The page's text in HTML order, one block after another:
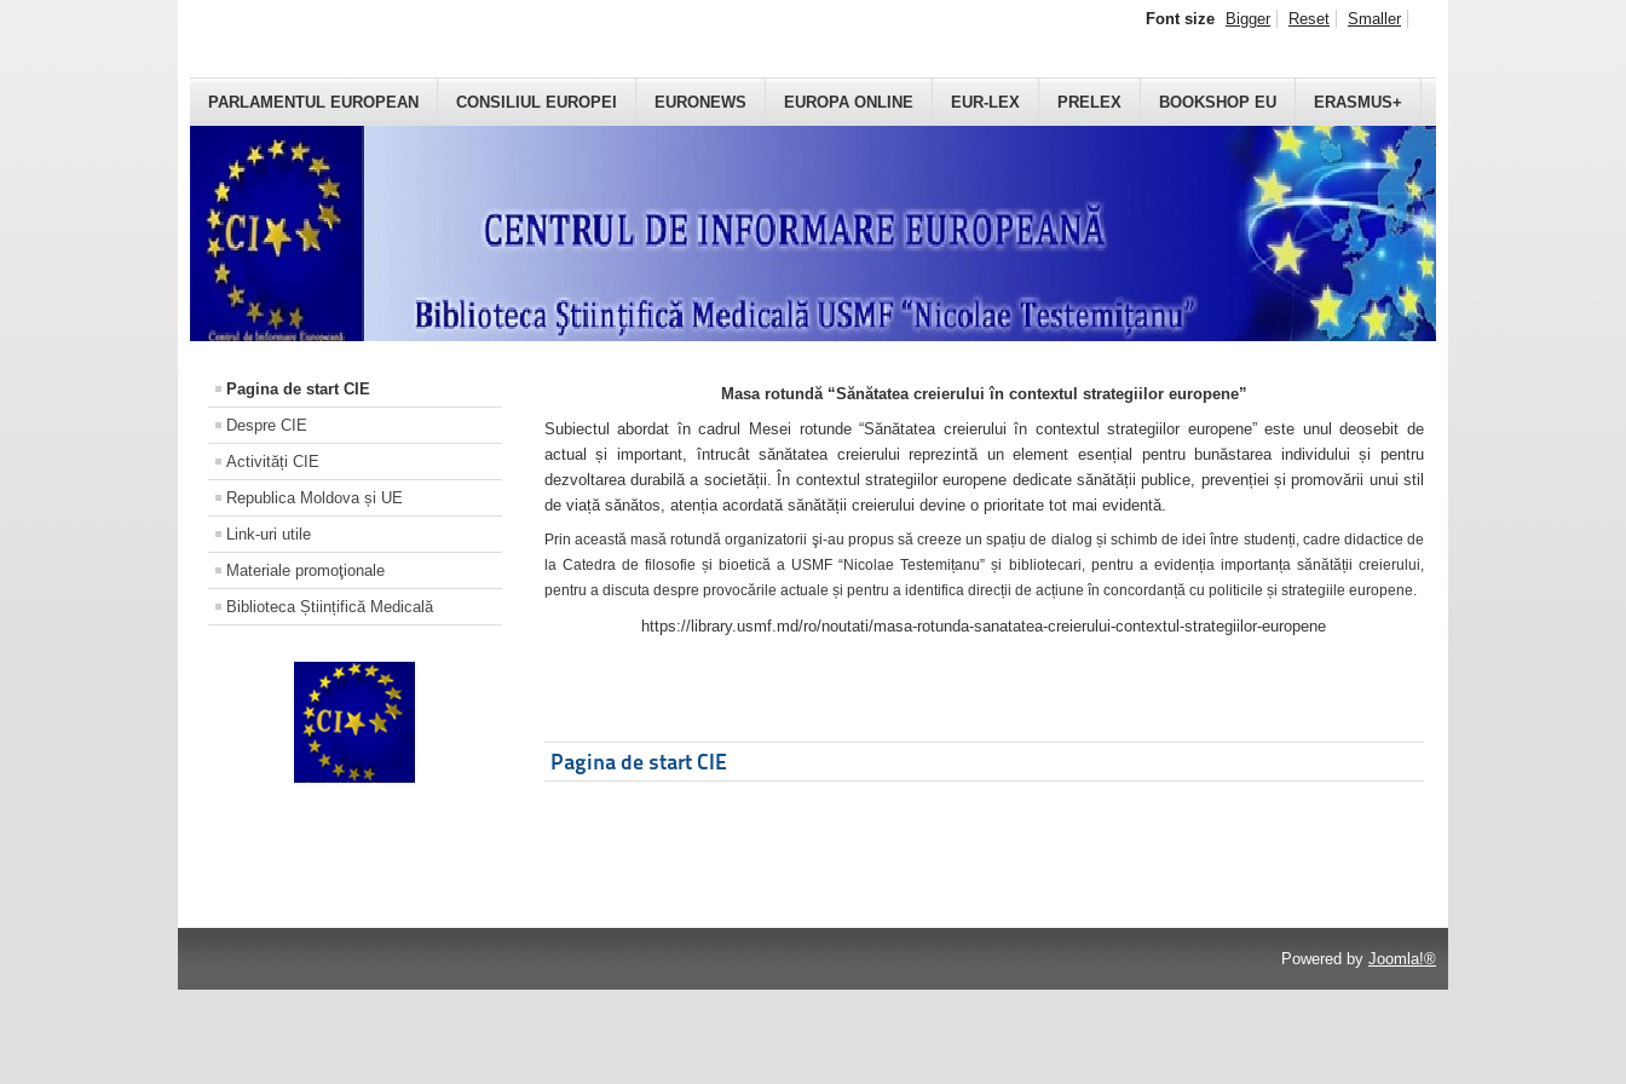
PARLAMENTUL EUROPEAN CONSILIUL EUROPEI EURONEWS EUROPA ONLINE EUR-LEX PRELEX BOOKSHOP EU ERASMUS+
Font size Bigger Reset Smaller
Pagina de start CIE
Despre CIE
Activități CIE
Republica Moldova și UE
Link-uri utile
Materiale promoţionale
Biblioteca Științifică Medicală
Masa rotundă “Sănătatea creierului în contextul strategiilor europene”
Subiectul abordat în cadrul Mesei rotunde “Sănătatea creierului în contextul strategiilor europene” este unul deosebit de
actual și important, întrucât sănătatea creierului reprezintă un element esențial pentru bunăstarea individului și pentru
dezvoltarea durabilă a societății. În contextul strategiilor europene dedicate sănătății publice, prevenției și promovării unui stil
de viață sănătos, atenția acordată sănătății creierului devine o prioritate tot mai evidentă.
Prin această masă rotundă organizatorii şi-au propus să creeze un spațiu de dialog și schimb de idei între studenți, cadre didactice de
la Catedra de filosofie și bioetică a USMF “Nicolae Testemițanu” și bibliotecari, pentru a evidenția importanța sănătății creierului,
pentru a discuta despre provocările actuale și pentru a identifica direcții de acțiune în concordanță cu politicile și strategiile europene.
https://library.usmf.md/ro/noutati/masa-rotunda-sanatatea-creierului-contextul-strategiilor-europene
Pagina de start CIE
Powered by Joomla!®